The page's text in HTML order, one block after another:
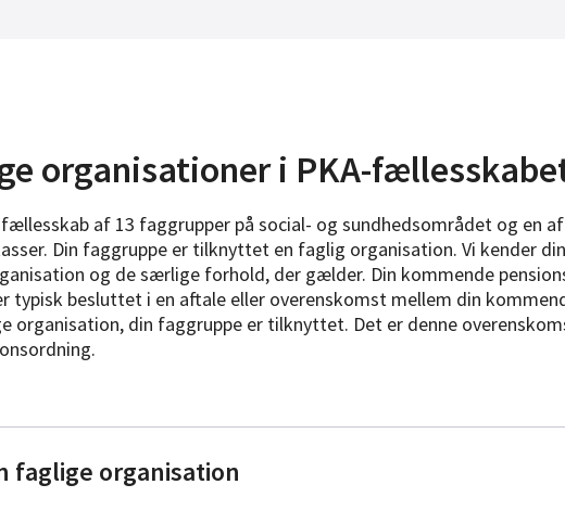
organisationer i PKA-
fællesskab af 13 faggrupper på social- og sundhedsområdet og en
Din faggruppe er tilknyttet en faglig organisation. Vi kender
og de særlige forhold, der gælder. Din kommende
typisk besluttet i en aftale eller overenskomst mellem din
organisation, din faggruppe er tilknyttet. Det er denne
faglige organisation